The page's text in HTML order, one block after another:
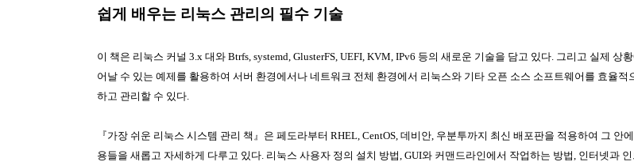
쉽게 배우는 리눅스 관리의 필수 기술
이 책은 리눅스 커널 3.x 대와 Btrfs, systemd, GlusterFS, UEFI, KVM, IPv6 등의 새로운 기술을 담고 있다. 그리고 실제 상
어날 수 있는 예제를 활용하여 서버 환경에서나 네트워크 전체 환경에서 리눅스와 기타 오픈 소스 소프트웨어를 효율적
하고 관리할 수 있다.
『가장 쉬운 리눅스 시스템 관리 책』은 페도라부터 RHEL, CentOS, 데비안, 우분투까지 최신 배포판을 적용하여 그 안
용들을 새롭고 자세하게 다루고 있다. 리눅스 사용자 정의 설치 방법, GUI와 커맨드라인에서 작업하는 방법, 인터넷과